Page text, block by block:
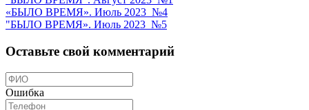
«БЫЛО ВРЕМЯ». Июль 2023_№4
"БЫЛО ВРЕМЯ». Июль 2023_№5
Оставьте свой комментарий
Ошибка